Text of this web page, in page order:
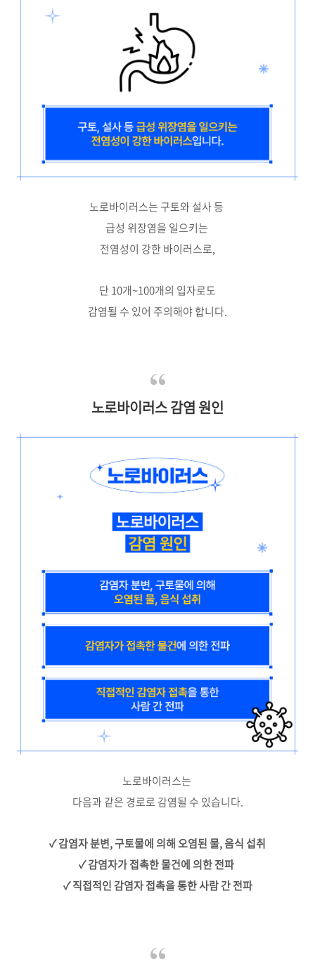
노로바이러스는 구토와 설사 등
급성 위장염을 일으키는
전염성이 강한 바이러스로,
단 10개~100개의 입자로도
감염될 수 있어 주의해야 합니다.
노로바이러스 감염 원인
노로바이러스는
다음과 같은 경로로 감염될 수 있습니다.
✓ 감염자 분변, 구토물에 의해 오염된 물, 음식 섭취
✓ 감염자가 접촉한 물건에 의한 전파
✓ 직접적인 감염자 접촉을 통한 사람 간 전파